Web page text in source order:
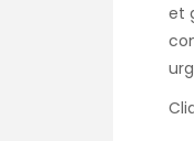
et